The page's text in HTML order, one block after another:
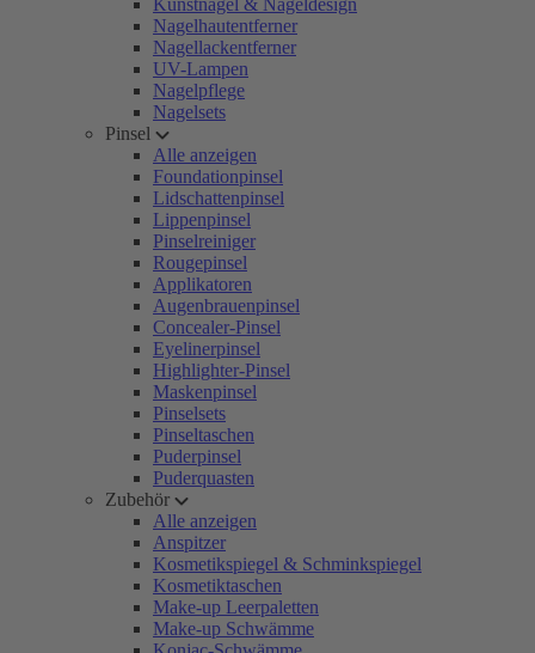
Kunstnägel & Nageldesign
Nagelhautentferner
Nagellackentferner
UV-Lampen
Nagelpflege
Nagelsets
Pinsel
Alle anzeigen
Foundationpinsel
Lidschattenpinsel
Lippenpinsel
Pinselreiniger
Rougepinsel
Applikatoren
Augenbrauenpinsel
Concealer-Pinsel
Eyelinerpinsel
Highlighter-Pinsel
Maskenpinsel
Pinselsets
Pinseltaschen
Puderpinsel
Puderquasten
Zubehör
Alle anzeigen
Anspitzer
Kosmetikspiegel & Schminkspiegel
Kosmetiktaschen
Make-up Leerpaletten
Make-up Schwämme